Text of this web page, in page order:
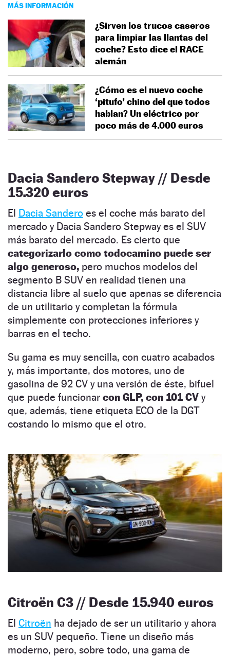
MÁS INFORMACIÓN
¿Sirven los trucos caseros
para limpiar las llantas del
coche? Esto dice el RACE
alemán
¿Cómo es el nuevo coche
‘pitufo’ chino del que todos
hablan? Un eléctrico por
poco más de 4.000 euros
Dacia Sandero Stepway // Desde
15.320 euros
El Dacia Sandero es el coche más barato del
mercado y Dacia Sandero Stepway es el SUV
más barato del mercado. Es cierto que
categorizarlo como todocamino puede ser
algo generoso, pero muchos modelos del
segmento B SUV en realidad tienen una
distancia libre al suelo que apenas se diferencia
de un utilitario y completan la fórmula
simplemente con protecciones inferiores y
barras en el techo.
Su gama es muy sencilla, con cuatro acabados
y, más importante, dos motores, uno de
gasolina de 92 CV y una versión de éste, bifuel
que puede funcionar con GLP, con 101 CV y
que, además, tiene etiqueta ECO de la DGT
costando lo mismo que el otro.
Citroën C3 // Desde 15.940 euros
El Citroën ha dejado de ser un utilitario y ahora
es un SUV pequeño. Tiene un diseño más
moderno, pero, sobre todo, una gama de